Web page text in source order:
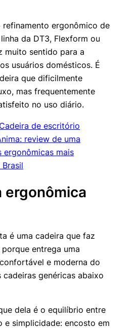
refinamento ergonômico de
da DT3, Flexform ou
muito sentido para a
usuários domésticos. É
que dificilmente
mas frequentemente
no uso diário.
Cadeira de escritório
review de uma
ergonômicas mais
ergonômica
é uma cadeira que faz
entrega uma
e moderna do
cadeiras genéricas abaixo
dela é o equilíbrio entre
simplicidade: encosto em